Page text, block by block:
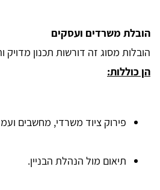
הובלת משרדים ועסקים
הובלות מסוג זה דורשות תכנון
הן כוללות:
פירוק ציוד משרדי, מחשבים
תיאום מול הנהלת הבניין.